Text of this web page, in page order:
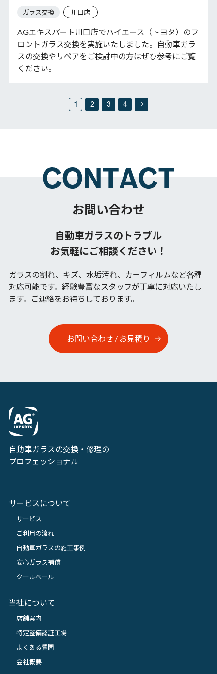
ガラス交換 川口店
AGエキスパート川口店でハイエース（トヨタ）のフ
ロントガラス交換を実施いたしました。自動車ガラ
スの交換やリペアをご検討中の方はぜひ参考にご覧
ください。
1 2 3 4
お問い合わせ
自動車ガラスのトラブル
お気軽にご相談ください！
ガラスの割れ、キズ、水垢汚れ、カーフィルムなど各種
対応可能です。 経験豊富なスタッフが丁寧に対応いたし
ます。ご連絡をお待ちしております。
お問い合わせ / お見積り
自動車ガラスの交換・修理の
プロフェッショナル
サービスについて
サービス
ご利用の流れ
自動車ガラスの施工事例
安心ガラス補償
クールベール
当社について
店舗案内
特定整備認証工場
よくある質問
会社概要